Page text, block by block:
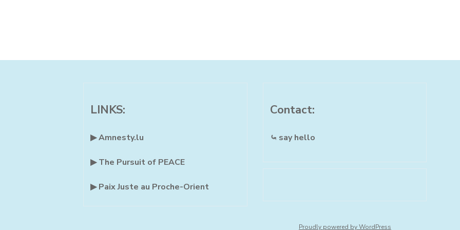
LINKS:
▶ Amnesty.lu
▶ The Pursuit of PEACE
▶ Paix Juste au Proche-Orient
Contact:
⤿ say hello
Proudly powered by WordPress